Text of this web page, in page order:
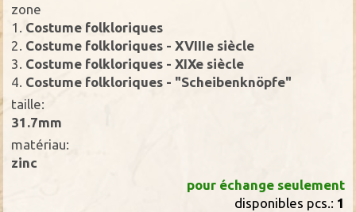
zone
1.
Costume folkloriques
2. Costume folkloriques - XVIIIe siècle
3. Costume folkloriques - XIXe siècle
4. Costume folkloriques - "Scheibenknöpfe"
taille:
31.7mm
matériau:
zinc
pour échange seulement
disponibles pcs.: 1